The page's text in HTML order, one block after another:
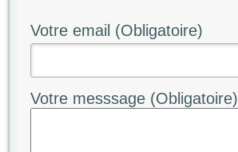
Votre email (Obligatoire)
Votre messsage (Obligatoire)